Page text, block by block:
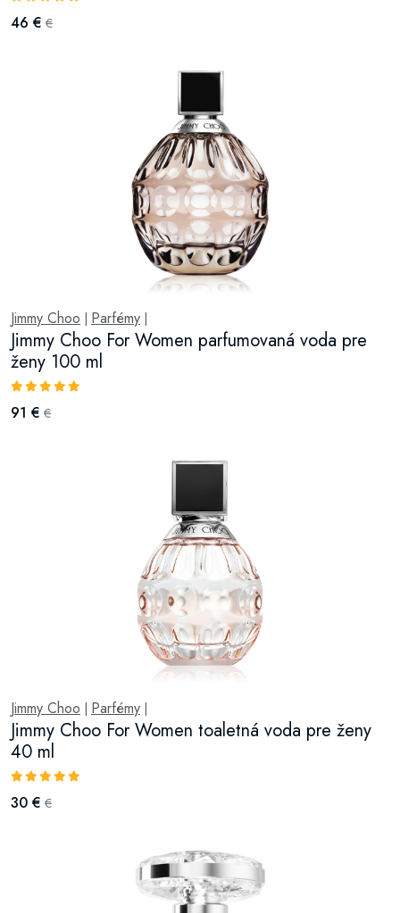
46 € €
Jimmy Choo Parfémy
Jimmy Choo For Women parfumovaná voda pre
ženy 100 ml
91 € €
Jimmy Choo Parfémy
Jimmy Choo For Women toaletná voda pre ženy
40 ml
30 € €